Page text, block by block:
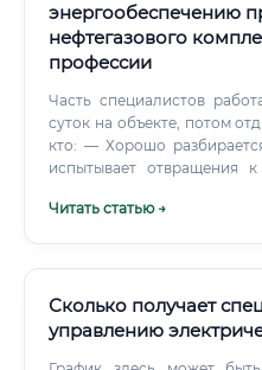
энергообеспечению
нефтегазового
профессии
Часть специалистов
суток на объекте, потом
кто: — Хорошо разбирается в физике и математике, не
испытывает отвращения
Авария не ждёт, пока вы
Читать статью →
Сколько получает
управлению